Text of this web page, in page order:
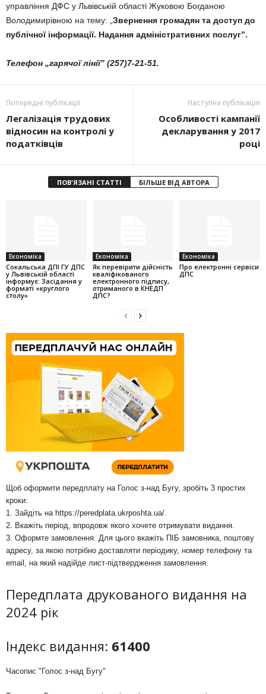
управління ДФС у Львівській області Жуковою Богданою
Володимирівною на тему: „ Звернення громадян та доступ до
публічної інформації. Надання адміністративних послуг”.
Телефон „гарячої лінії” (257)7-21-51.
Попередні публікації
Легалізація трудових
відносин на контролі у
податківців
Наступна публікація
Особливості кампанії
декларування у 2017
році
ПОВ'ЯЗАНІ СТАТТІ БІЛЬШЕ ВІД АВТОРА
Економіка
Cокальська ДПІ ГУ ДПС
у Львівській області
інформує: Засідання у
форматі «круглого
столу»
Економіка
Як перевірити дійсність
кваліфікованого
електронного підпису,
отриманого в КНЕДП
ДПС?
Економіка
Про електронні сервіси
ДПС
Щоб оформити передплату на Голос з-над Бугу, зробіть 3 простих
кроки:
1. Зайдіть на https://peredplata.ukrposhta.ua/
2. Вкажіть період, впродовж якого хочете отримувати видання.
3. Оформте замовлення. Для цього вкажіть ПІБ замовника, поштову
адресу, за якою потрібно доставляти періодику, номер телефону та
email, на який надійде лист-підтвердження замовлення.
Передплата друкованого видання на
2024 рік
Індекс видання: 61400
Часопис "Голос з-над Бугу"